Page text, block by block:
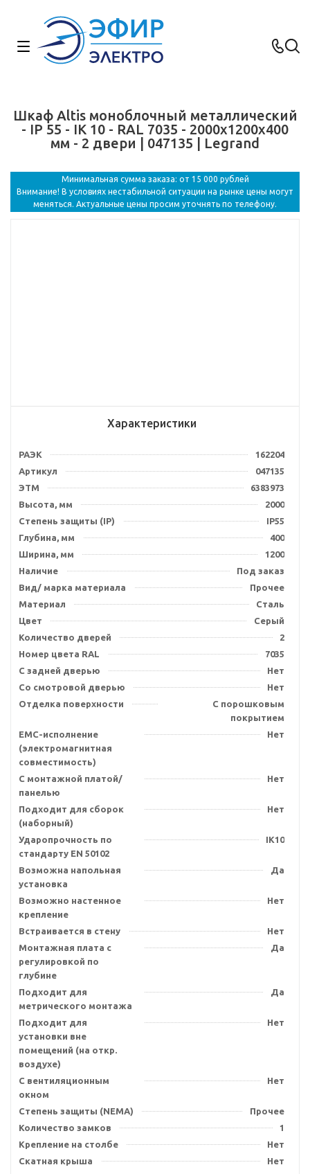
Шкаф Altis моноблочный металлический
- IP 55 - IK 10 - RAL 7035 - 2000x1200x400
мм - 2 двери | 047135 | Legrand
Минимальная сумма заказа: от 15 000 рублей
Внимание! В условиях нестабильной ситуации на рынке цены могут
меняться. Актуальные цены просим уточнять по телефону.
Характеристики
РАЭК
162204
Артикул
047135
ЭТМ
6383973
Высота, мм
2000
Степень защиты (IP)
IP55
Глубина, мм
400
Ширина, мм
1200
Наличие
Под заказ
Вид/ марка материала
Прочее
Материал
Сталь
Цвет
Серый
Количество дверей
2
Номер цвета RAL
7035
С задней дверью
Нет
Со смотровой дверью
Нет
Отделка поверхности
С порошковым
покрытием
EMC-исполнение
(электромагнитная
совместимость)
Нет
С монтажной платой/
панелью
Нет
Подходит для сборок
(наборный)
Нет
Ударопрочность по
стандарту EN 50102
IK10
Возможна напольная
установка
Да
Возможно настенное
крепление
Нет
Встраивается в стену
Нет
Монтажная плата с
регулировкой по
глубине
Да
Подходит для
метрического монтажа
Да
Подходит для
установки вне
помещений (на откр.
воздухе)
Нет
С вентиляционным
окном
Нет
Степень защиты (NEMA)
Прочее
Количество замков
1
Крепление на столбе
Нет
Скатная крыша
Нет